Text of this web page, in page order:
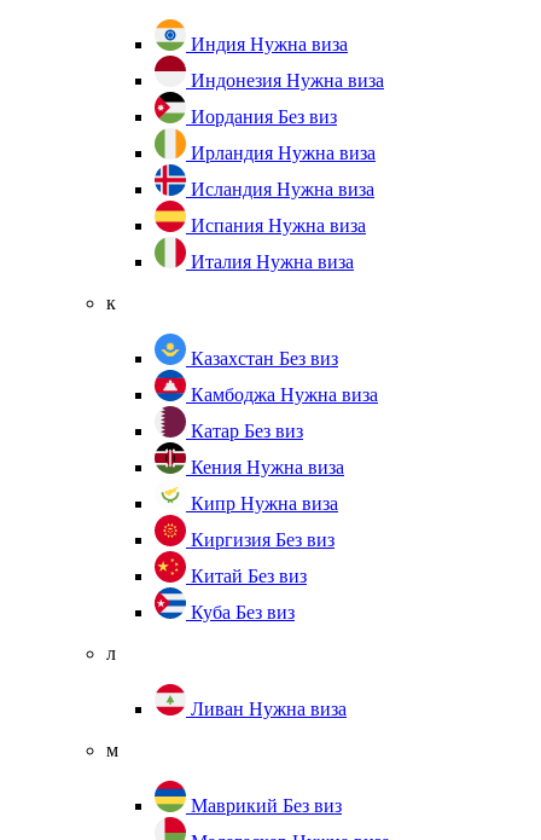
Индия Нужна виза
Индонезия Нужна виза
Иордания Без виз
Ирландия Нужна виза
Исландия Нужна виза
Испания Нужна виза
Италия Нужна виза
к
Казахстан Без виз
Камбоджа Нужна виза
Катар Без виз
Кения Нужна виза
Кипр Нужна виза
Киргизия Без виз
Китай Без виз
Куба Без виз
л
Ливан Нужна виза
м
Маврикий Без виз